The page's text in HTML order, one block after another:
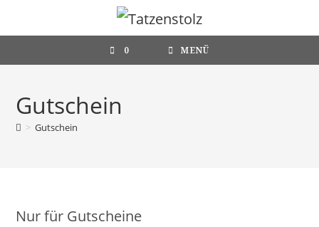
0 MENÜ
Gutschein
> Gutschein
Nur für Gutscheine